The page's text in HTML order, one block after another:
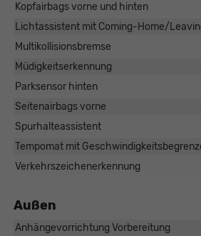
Kopfairbags vorne und hinten
Lichtassistent mit Coming-Home/
Multikollisionsbremse
Müdigkeitserkennung
Parksensor hinten
Seitenairbags vorne
Spurhalteassistent
Tempomat mit
Verkehrszeichenerkennung
Außen
Anhängevorrichtung Vorbereitung